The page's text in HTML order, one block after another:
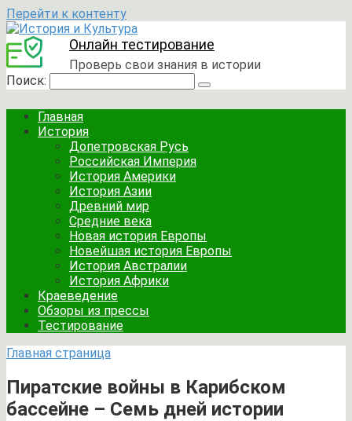
Перейти к контенту
Онлайн тестирование
Проверь свои знания в истории
Поиск:
Главная
История
Допетровская Русь
Российская Империя
История Америки
История Азии
Древний мир
Средние века
Новая история Европы
Новейшая история Европы
История Австралии
История Африки
Краеведение
Обзоры из прессы
Тестирование
Главная страница
Пиратские войны в Карибском
бассейне – Семь дней истории